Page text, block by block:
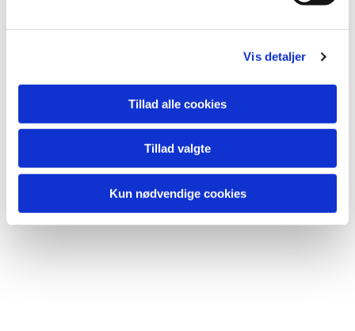
Vis detaljer
Tillad alle cookies
Tillad valgte
Kun nødvendige cookies